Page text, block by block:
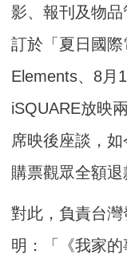
影、報刊及物
訂於「夏日國
Elements、8月
iSQUARE放映
席映後座談，
購票觀眾全額退
對此，負責台
明：「《我家